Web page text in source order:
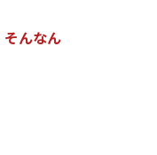
そんなん